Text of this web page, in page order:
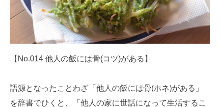
【No.014 他人の飯には骨(コツ)がある】
語源となったことわざ「他人の飯には骨(ホネ)がある」
を辞書でひくと、「他人の家に世話になって生活するこ